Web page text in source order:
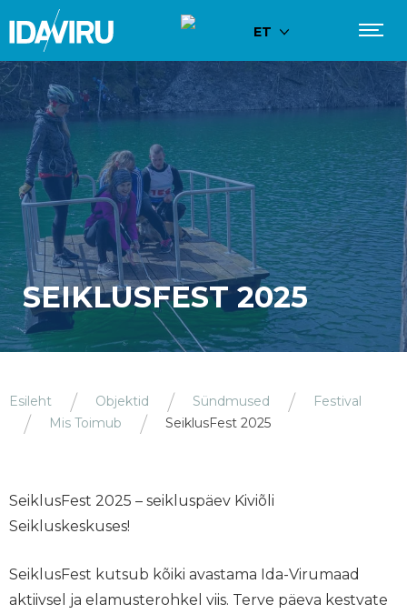
ET
SEIKLUSFEST 2025
Esileht Objektid Sündmused
Festival
Mis Toimub
SeiklusFest 2025
SeiklusFest 2025 – seikluspäev Kiviõli
Seikluskeskuses!
SeiklusFest kutsub kõiki avastama Ida-Virumaad
aktiivsel ja elamusterohkel viis. Terve päeva kestvate